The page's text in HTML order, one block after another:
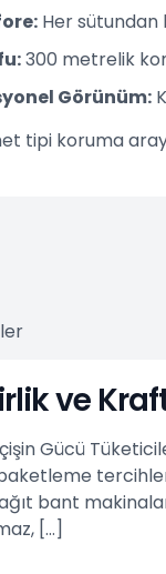
Her sütundan
300 metrelik
Görünüm:
tipi koruma
ve
Gücü
bant
[…]